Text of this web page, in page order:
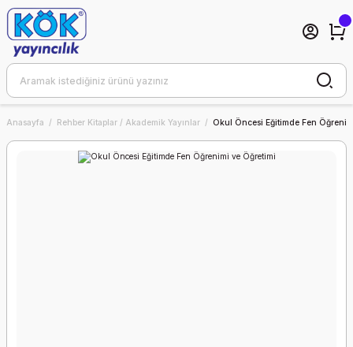
Anasayfa Rehber Kitaplar / Akademik Yayınlar Okul Öncesi Eğitimde Fen